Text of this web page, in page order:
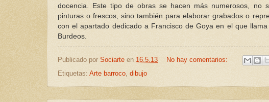
docencia. Este tipo de obras se hacen más numerosos, no
pinturas o frescos, sino también para elaborar grabados o
con el apartado dedicado a Francisco de Goya en el que
Burdeos.
Publicado por Sociarte en 16.5.13
No hay comentarios:
Etiquetas: Arte barroco, dibujo